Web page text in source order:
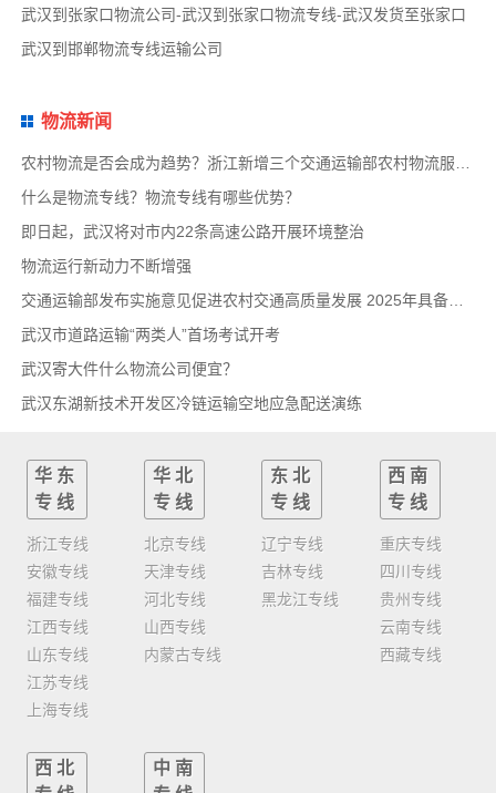
武汉到张家口物流公司-武汉到张家口物流专线-武汉发货至张家口
武汉到邯郸物流专线运输公司
物流新闻
什么是物流专线？物流专线有哪些优势？
即日起，武汉将对市内22条高速公路开展环境整治
物流运行新动力不断增强
交通运输部发布实施意见促进农村交通高质量发展 2025年具备条件建制村基本通物流快递
武汉市道路运输“两类人”首场考试开考
武汉寄大件什么物流公司便宜？
武汉东湖新技术开发区冷链运输空地应急配送演练
华东
专线
浙江专线
安徽专线
福建专线
江西专线
山东专线
江苏专线
上海专线
华北
专线
北京专线
天津专线
河北专线
山西专线
内蒙古专线
东北
专线
辽宁专线
吉林专线
黑龙江专线
西南
专线
重庆专线
四川专线
贵州专线
云南专线
西藏专线
西北
中南